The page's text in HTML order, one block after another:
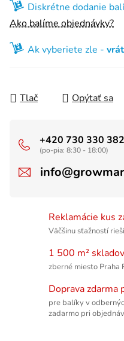
Diskrétne dodanie
Ako balíme objednávky?
Ak vyberiete zle -
Tlač Opýtať sa
+420 730 330 382
(po-pia: 8:30 - 18:00)
Reklamácie kus
Väčšinu sťažností
1 500 m²
zberné miesto Praha
Doprava zdarma
pre balíky v
zadarmo pri